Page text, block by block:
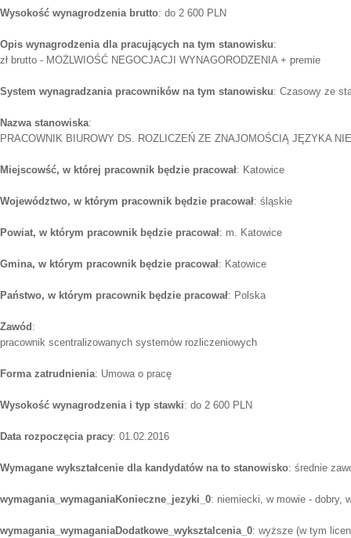
Wysokość wynagrodzenia brutto: do 2 600 PLN
Opis wynagrodzenia dla pracujących na tym stanowisku:
zł brutto - MOŻLWIOŚĆ NEGOCJACJI WYNAGORODZENIA + premie
System wynagradzania pracowników na tym stanowisku: Czasowy ze
Nazwa stanowiska:
PRACOWNIK BIUROWY DS. ROZLICZEŃ ZE ZNAJOMOŚCIĄ JĘZYKA
Miejscowść, w której pracownik będzie pracował: Katowice
Województwo, w którym pracownik będzie pracował: śląskie
Powiat, w którym pracownik będzie pracował: m. Katowice
Gmina, w którym pracownik będzie pracował: Katowice
Państwo, w którym pracownik będzie pracował: Polska
Zawód :
pracownik scentralizowanych systemów rozliczeniowych
Forma zatrudnienia: Umowa o pracę
Wysokość wynagrodzenia i typ stawki: do 2 600 PLN
Data rozpoczęcia pracy: 01.02.2016
Wymagane wykształcenie dla kandydatów na to stanowisko: średnie
wymagania_wymaganiaKonieczne_jezyki_0: niemiecki, w mowie - dobry,
wymagania_wymaganiaDodatkowe_wyksztalcenia_0: wyższe (w tym